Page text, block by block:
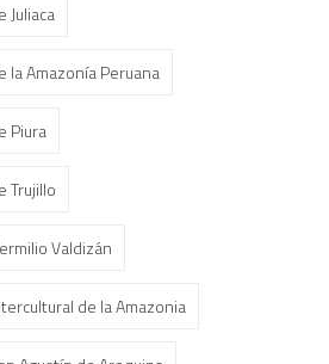
Juliaca
la Amazonía Peruana
Piura
Trujillo
Valdizán
de la Amazonia